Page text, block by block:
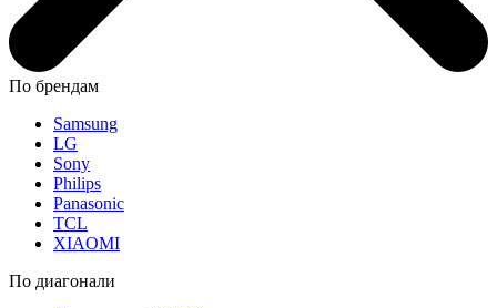
По брендам
Samsung
LG
Sony
Philips
Panasonic
TCL
XIAOMI
По диагонали